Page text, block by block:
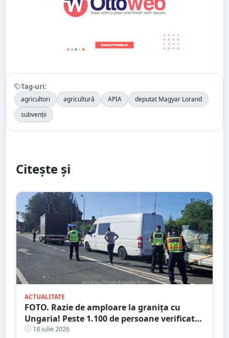
Tag-uri:
agricultori agricultură APIA
deputat Magyar Lorand
subvenții
Citește și
ACTUALITATE
FOTO. Razie de amploare la granița cu
Ungaria! Peste 1.100 de persoane verificate,
amenzi și dosare penale
18 iulie 2026